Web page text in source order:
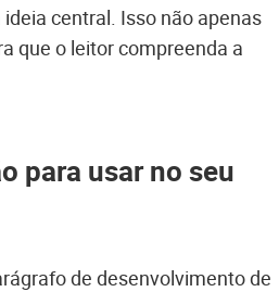
central. Isso não apenas
que o leitor compreenda a
para usar no seu
de desenvolvimento de